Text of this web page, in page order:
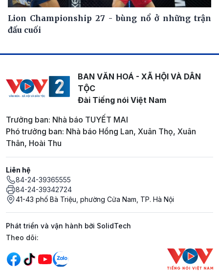
Lion Championship 27 - bùng nổ ở những trận
đấu cuối
BAN VĂN HOÁ - XÃ HỘI VÀ DÂN
TỘC
Đài Tiếng nói Việt Nam
Trưởng ban: Nhà báo TUYẾT MAI
Phó trưởng ban: Nhà báo Hồng Lan, Xuân Thọ, Xuân
Thân, Hoài Thu
Liên hệ
84-24-39365555
84-24-39342724
41-43 phố Bà Triệu, phường Cửa Nam, TP. Hà Nội
Phát triển và vận hành bởi SolidTech
Mạng xã hội
Theo dõi: